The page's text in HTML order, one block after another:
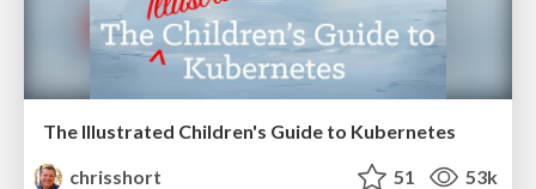
The Illustrated Children's Guide to Kubernetes
chrisshort
51 53k